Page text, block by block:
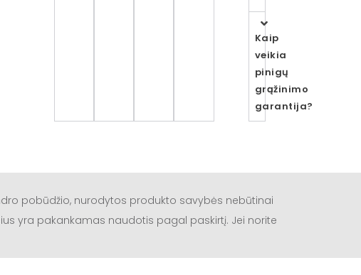
Kaip
veikia
pinigų
grąžinimo
garantija?
pobūdžio, nurodytos produkto savybės nebūtinai
yra pakankamas naudotis pagal paskirtį. Jei norite